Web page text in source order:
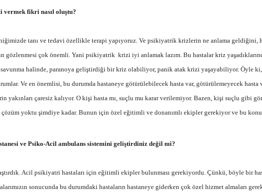
vermek fikri nasıl oluştu?
tanı ve tedavi özellikle terapi yapıyoruz. Ve psikiyatrik krizlerin ne anlama geldiğini,
gözlenmesi çok önemli. Yani psikiyatrik krizi iyi anlamak lazım. Bu hastalar kriz
halinde, paranoya geliştirdiği bir kriz olabiliyor, panik atak krizi yaşayabiliyor. Öyle
Ve en önemlisi, bu durumda hastaneye götürülebilecek hasta var, götürülemeyecek
yakınları çaresiz kalıyor. O kişi hasta mı, suçlu mu karar verilemiyor. Bazen, kişi suçlu gibi
çözüm yoktu şimdiye kadar. Bunun için özel eğitimli ve donanımlı ekipler gerekiyor ve bu
ve Psiko-Acil ambulans sistemini geliştirdiniz değil mi?
Acil psikiyatri hastaları için eğitimli ekipler bulunması gerekiyordu. Çünkü, böyle bir
sonucunda bu durumdaki hastaların hastaneye giderken çok özel hizmet almaları